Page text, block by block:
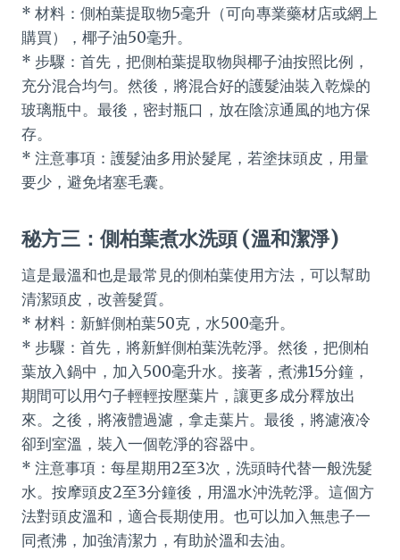
* 材料：側柏葉提取物5毫升（可向專業藥材店或網上
購買），椰子油50毫升。
* 步驟：首先，把側柏葉提取物與椰子油按照比例，
充分混合均勻。然後，將混合好的護髮油裝入乾燥的
玻璃瓶中。最後，密封瓶口，放在陰涼通風的地方保
存。
* 注意事項：護髮油多用於髮尾，若塗抹頭皮，用量
要少，避免堵塞毛囊。
秘方三：側柏葉煮水洗頭 (溫和潔淨)
這是最溫和也是最常見的側柏葉使用方法，可以幫助
清潔頭皮，改善髮質。
* 材料：新鮮側柏葉50克，水500毫升。
* 步驟：首先，將新鮮側柏葉洗乾淨。然後，把側柏
葉放入鍋中，加入500毫升水。接著，煮沸15分鐘，
期間可以用勺子輕輕按壓葉片，讓更多成分釋放出
來。之後，將液體過濾，拿走葉片。最後，將濾液冷
卻到室溫，裝入一個乾淨的容器中。
* 注意事項：每星期用2至3次，洗頭時代替一般洗髮
水。按摩頭皮2至3分鐘後，用溫水沖洗乾淨。這個方
法對頭皮溫和，適合長期使用。也可以加入無患子一
同煮沸，加強清潔力，有助於溫和去油。